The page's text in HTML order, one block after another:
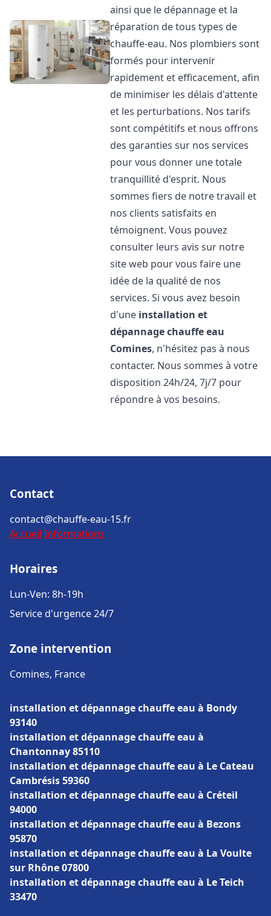
ainsi que le dépannage et la
réparation de tous types de
chauffe-eau. Nos plombiers sont
formés pour intervenir
rapidement et efficacement, afin
de minimiser les délais d'attente
et les perturbations. Nos tarifs
sont compétitifs et nous offrons
des garanties sur nos services
pour vous donner une totale
tranquillité d'esprit. Nous
sommes fiers de notre travail et
nos clients satisfaits en
témoignent. Vous pouvez
consulter leurs avis sur notre
site web pour vous faire une
idée de la qualité de nos
services. Si vous avez besoin
d'une installation et
dépannage chauffe eau
Comines, n'hésitez pas à nous
contacter. Nous sommes à votre
disposition 24h/24, 7j/7 pour
répondre à vos besoins.
Contact
contact@chauffe-eau-15.fr
Accueil Informations
Horaires
Lun-Ven: 8h-19h
Service d'urgence 24/7
Zone intervention
Comines, France
installation et dépannage chauffe eau à Bondy
93140
installation et dépannage chauffe eau à
Chantonnay 85110
installation et dépannage chauffe eau à Le Cateau
Cambrésis 59360
installation et dépannage chauffe eau à Créteil
94000
installation et dépannage chauffe eau à Bezons
95870
installation et dépannage chauffe eau à La Voulte
sur Rhône 07800
installation et dépannage chauffe eau à Le Teich
33470